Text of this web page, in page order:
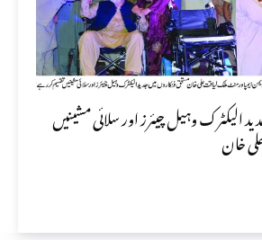
الیکٹرک وہیل چیئرز اور سلائی مشینیں
خان